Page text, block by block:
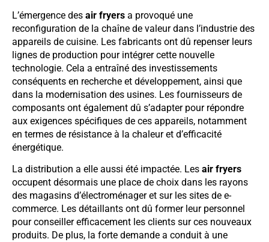
L’émergence des air fryers a provoqué une
reconfiguration de la chaîne de valeur dans l’industrie des
appareils de cuisine. Les fabricants ont dû repenser leurs
lignes de production pour intégrer cette nouvelle
technologie. Cela a entraîné des investissements
conséquents en recherche et développement, ainsi que
dans la modernisation des usines. Les fournisseurs de
composants ont également dû s’adapter pour répondre
aux exigences spécifiques de ces appareils, notamment
en termes de résistance à la chaleur et d’efficacité
énergétique.
La distribution a elle aussi été impactée. Les air fryers
occupent désormais une place de choix dans les rayons
des magasins d’électroménager et sur les sites de e-
commerce. Les détaillants ont dû former leur personnel
pour conseiller efficacement les clients sur ces nouveaux
produits. De plus, la forte demande a conduit à une